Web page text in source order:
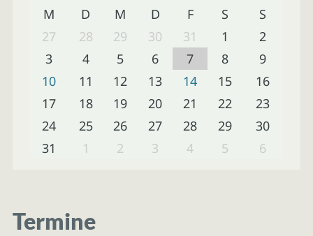
M D M D F S
S
27
28 29 30 31 1
2
3
4 5 6 7 8
9
10
11 12 13 14 15
16
17
18 19 20 21 22
23
24
25 26 27 28 29
30
31
1 2 3 4 5 6
Termine